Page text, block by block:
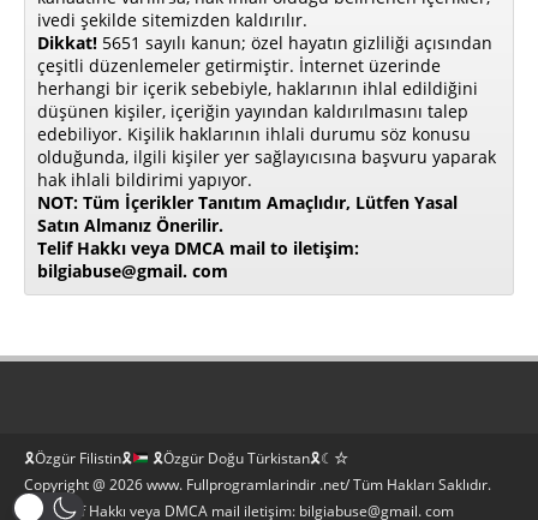
ivedi şekilde sitemizden kaldırılır.
Dikkat! 5651 sayılı kanun; özel hayatın gizliliği açısından
çeşitli düzenlemeler getirmiştir. İnternet üzerinde
herhangi bir içerik sebebiyle, haklarının ihlal edildiğini
düşünen kişiler, içeriğin yayından kaldırılmasını talep
edebiliyor. Kişilik haklarının ihlali durumu söz konusu
olduğunda, ilgili kişiler yer sağlayıcısına başvuru yaparak
hak ihlali bildirimi yapıyor.
NOT: Tüm İçerikler Tanıtım Amaçlıdır, Lütfen Yasal
Satın Almanız Önerilir.
Telif Hakkı veya DMCA mail to iletişim:
bilgiabuse@gmail. com
🎗Özgür Filistin🎗
🎗Özgür Doğu Türkistan🎗☾☆
Copyright @ 2026 www. Fullprogramlarindir .net/ Tüm Hakları Saklıdır.
Bilgi Telif Hakkı veya DMCA mail iletişim: bilgiabuse@gmail. com